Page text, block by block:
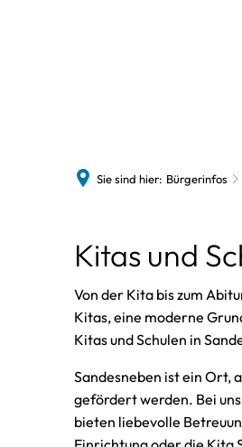
Sie sind hier: Bürgerinfos
Kitas und
Von der Kita bis zum
Kitas, eine moderne
Kitas und Schulen in
Sandesneben ist ein Ort,
gefördert werden. Bei
bieten liebevolle